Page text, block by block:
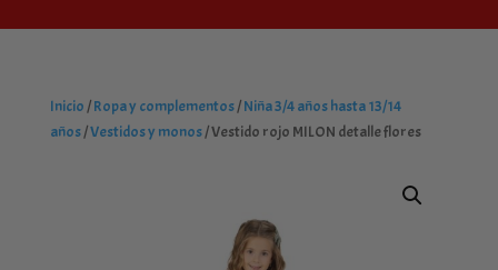
Inicio /Ropa y complementos/Niña 3/4 años hasta 13/14
años/Vestidos y monos/ Vestido rojo MILON detalle flores